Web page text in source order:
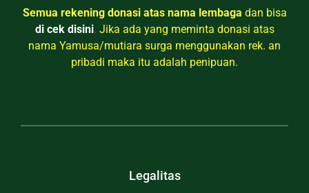
Semua rekening donasi atas nama lembaga dan bisa
di cek disini. Jika ada yang meminta donasi atas
nama Yamusa/mutiara surga menggunakan rek. an
pribadi maka itu adalah penipuan.
Legalitas